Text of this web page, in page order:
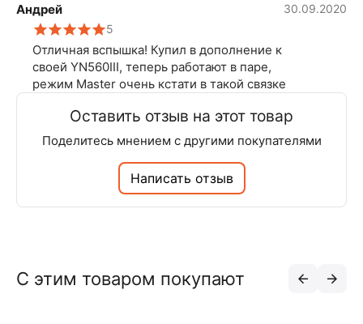
Недостатков пока не обнаружил и надеюсь
не обнаружить :-)
Андрей
30.09.2020
5
Отличная вспышка! Купил в дополнение к
своей YN560III, теперь работают в паре,
режим Master очень кстати в такой связке
Оставить отзыв на этот товар
Поделитесь мнением с другими покупателями
Написать отзыв
С этим товаром покупают